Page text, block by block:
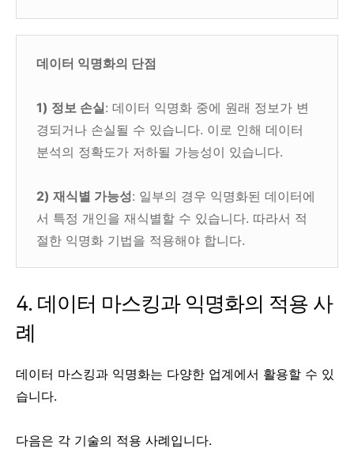
데이터 익명화의 단점
1) 정보 손실: 데이터 익명화 중에 원래 정보가 변
경되거나 손실될 수 있습니다. 이로 인해 데이터
분석의 정확도가 저하될 가능성이 있습니다.
2) 재식별 가능성: 일부의 경우 익명화된 데이터에
서 특정 개인을 재식별할 수 있습니다. 따라서 적
절한 익명화 기법을 적용해야 합니다.
4. 데이터 마스킹과 익명화의 적용 사
례
데이터 마스킹과 익명화는 다양한 업계에서 활용할 수 있
습니다.
다음은 각 기술의 적용 사례입니다.